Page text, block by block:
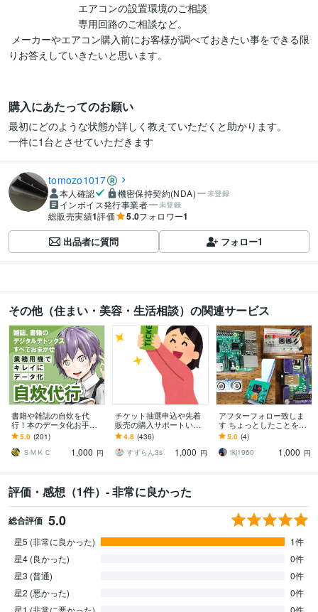
エアコンの設置環境のご相談
専用回路のご相談など。
りお答えしていきたいと思います。
購入にあたってのお願い
最初にどのような状態か詳しく教えていただくと助かります。
一件に1台とさせていただきます
tomozo1017
本人確認 機密保持契約(NDA) 未登録
インボイス発行事業者 未登録
総販売実績1評価 5.0フォロワー1
出品者に質問 フォロー1
その他（住まい・美容・生活相談）の関連サービス
書籍や雑誌の自炊を代
行！本のデータ化お手伝
いします オプション無料
対応、業務用断裁機とス
キャナでプロの仕上がり
5.0 (201)
ＳＭＫＣ
1,000 円
チケット抽選申込や先着
販売の購入サポートいた
します 申込口数の必要な
方、チケ発が出来ない方
は是非ご連絡下さい。
4.8 (436)
すずらん3s
1,000 円
アフターフォロー致しま
す ちょっとしたことを気
軽に問い合わせ
5.0 (4)
tkj1960
1,000 円
評価・感想（1件）- 非常に良かった
総合評価 5.0
星5 (非常に良かった)
1件
星4 (良かった)
0件
星3 (普通)
0件
星2 (悪かった)
0件
星1 (非常に悪かった)
0件